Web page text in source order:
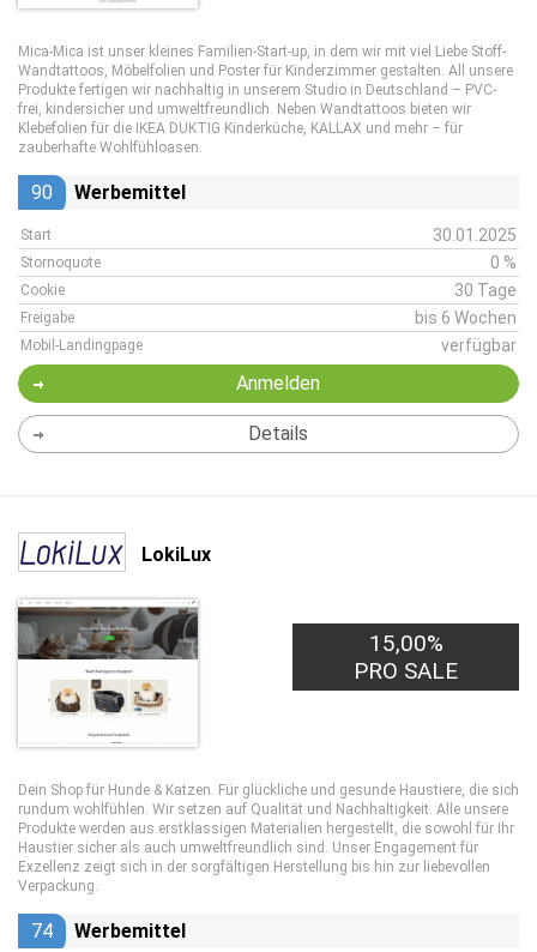
Mica-Mica ist unser kleines Familien-Start-up, in dem wir mit viel Liebe Stoff-
Wandtattoos, Möbelfolien und Poster für Kinderzimmer gestalten. All unsere
Produkte fertigen wir nachhaltig in unserem Studio in Deutschland – PVC-
frei, kindersicher und umweltfreundlich. Neben Wandtattoos bieten wir
Klebefolien für die IKEA DUKTIG Kinderküche, KALLAX und mehr – für
zauberhafte Wohlfühloasen.
90 Werbemittel
Start 30.01.2025
Stornoquote 0 %
Cookie 30 Tage
Freigabe bis 6 Wochen
Mobil-Landingpage verfügbar
Anmelden
Details
LokiLux
15,00%
PRO SALE
Dein Shop für Hunde & Katzen. Für glückliche und gesunde Haustiere, die sich
rundum wohlfühlen. Wir setzen auf Qualität und Nachhaltigkeit. Alle unsere
Produkte werden aus erstklassigen Materialien hergestellt, die sowohl für Ihr
Haustier sicher als auch umweltfreundlich sind. Unser Engagement für
Exzellenz zeigt sich in der sorgfältigen Herstellung bis hin zur liebevollen
Verpackung.
74 Werbemittel